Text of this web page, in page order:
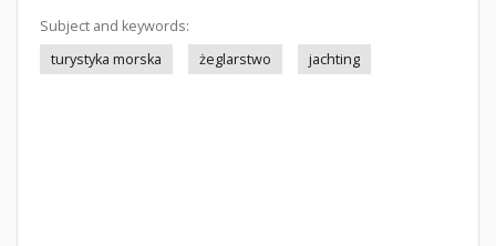
Subject and keywords:
turystyka morska
żeglarstwo jachting